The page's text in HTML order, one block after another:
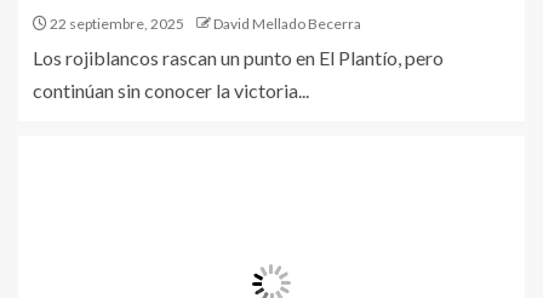
22 septiembre, 2025 David Mellado Becerra
Los rojiblancos rascan un punto en El Plantío, pero
continúan sin conocer la victoria...